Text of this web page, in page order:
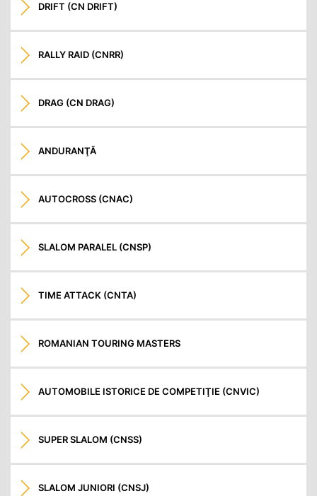
DRIFT (CN DRIFT)
RALLY RAID (CNRR)
DRAG (CN DRAG)
ANDURANŢĂ
AUTOCROSS (CNAC)
SLALOM PARALEL (CNSP)
TIME ATTACK (CNTA)
ROMANIAN TOURING MASTERS
AUTOMOBILE ISTORICE DE COMPETIŢIE (CNVIC)
SUPER SLALOM (CNSS)
SLALOM JUNIORI (CNSJ)